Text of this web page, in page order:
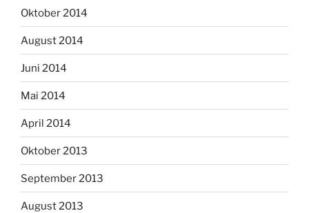
Oktober 2014
August 2014
Juni 2014
Mai 2014
April 2014
Oktober 2013
September 2013
August 2013